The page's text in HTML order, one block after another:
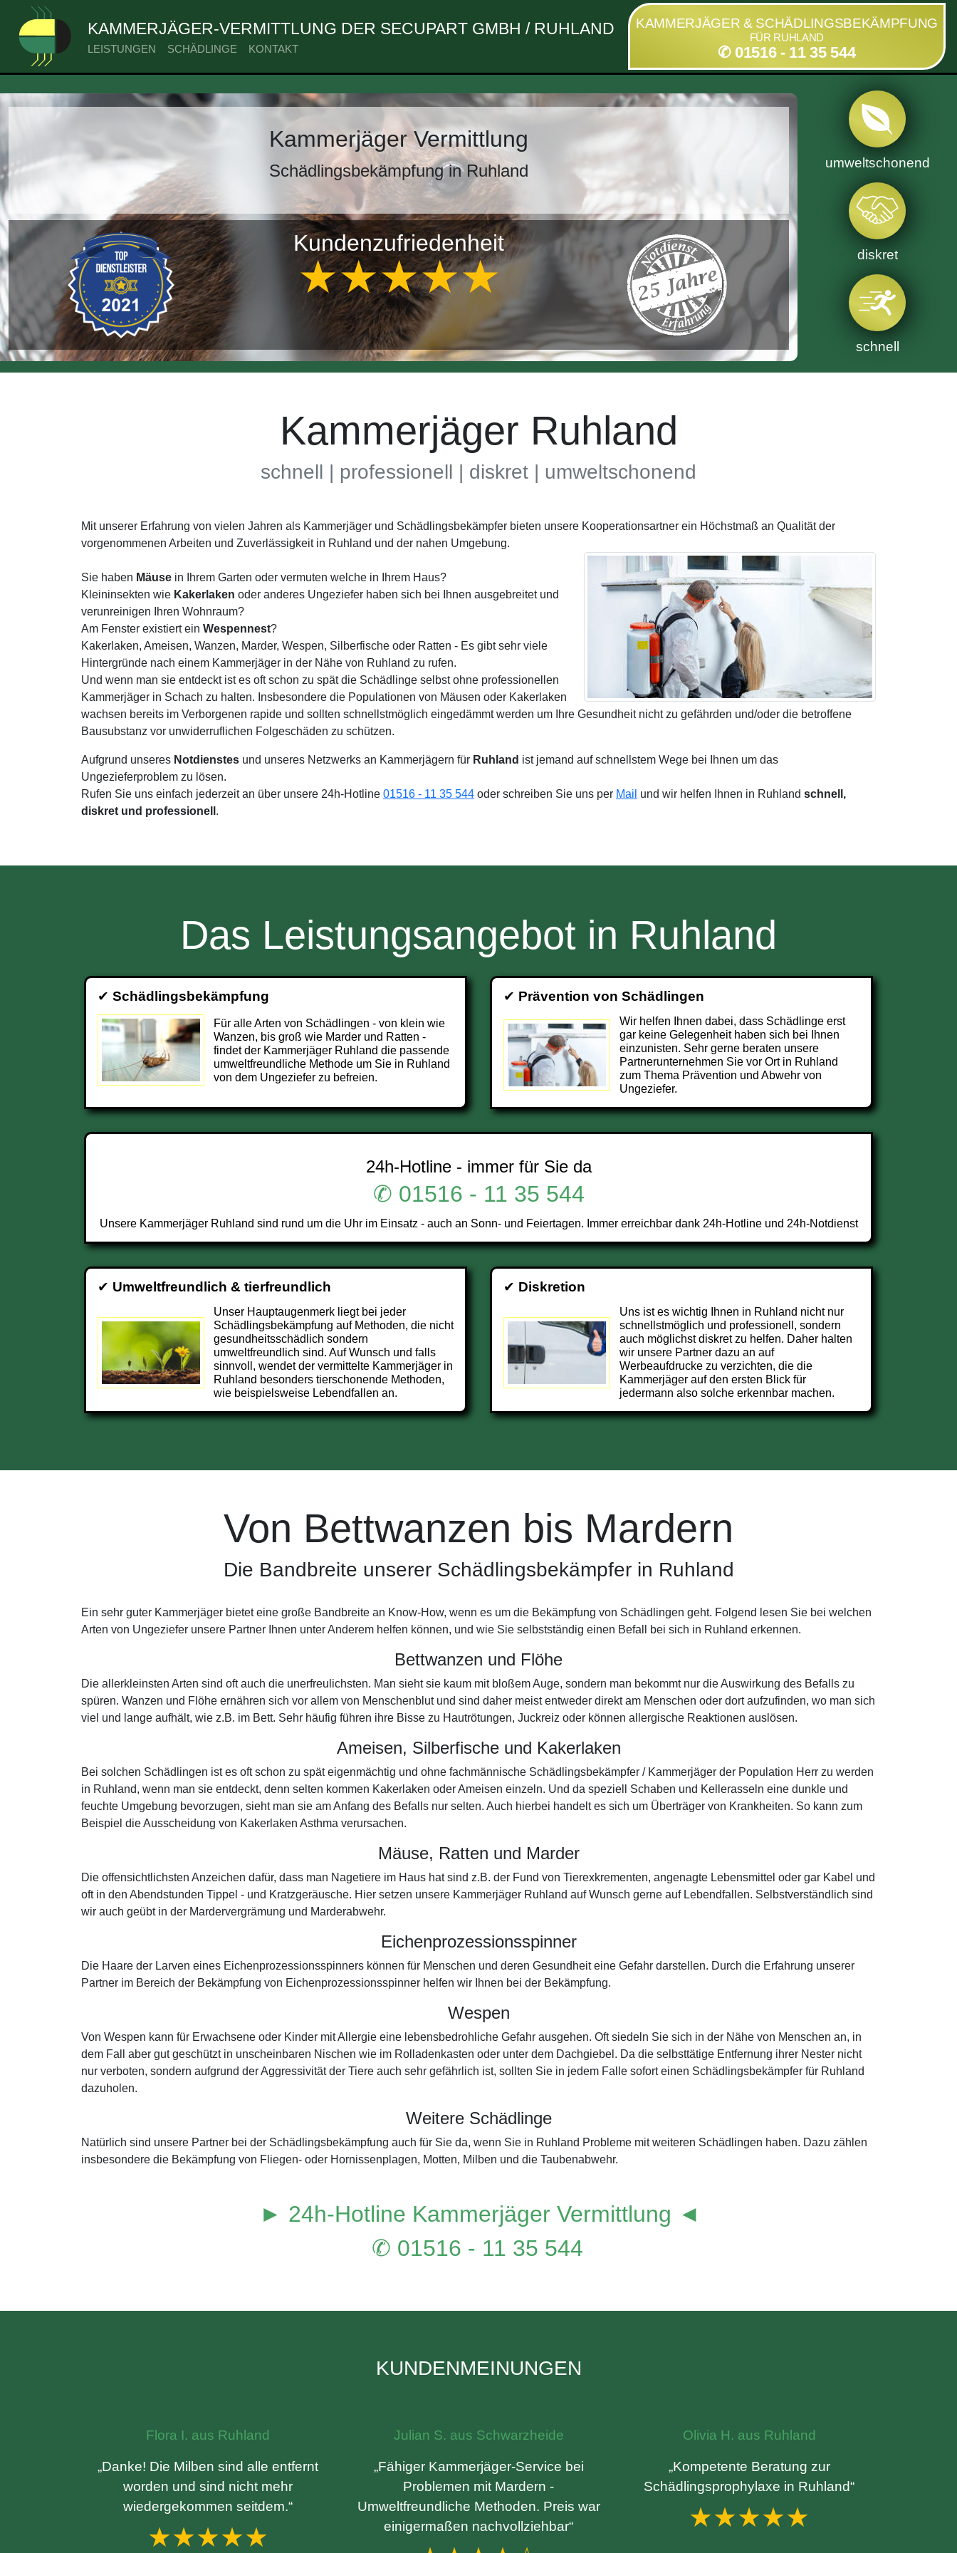
KAMMERJÄGER-VERMITTLUNG DER SECUPART GMBH / RUHLAND
LEISTUNGEN SCHÄDLINGE KONTAKT
KAMMERJÄGER & SCHÄDLINGSBEKÄMPFUNG
FÜR RUHLAND
✆ 01516 - 11 35 544
Kammerjäger Vermittlung
Schädlingsbekämpfung in Ruhland
Kundenzufriedenheit
★★★★★
umweltschonend
diskret
schnell
Kammerjäger Ruhland
schnell | professionell | diskret | umweltschonend
Mit unserer Erfahrung von vielen Jahren als Kammerjäger und Schädlingsbekämpfer bieten unsere Kooperationsartner ein Höchstmaß an Qualität der
vorgenommenen Arbeiten und Zuverlässigkeit in Ruhland und der nahen Umgebung.
Sie haben Mäuse in Ihrem Garten oder vermuten welche in Ihrem Haus?
Kleininsekten wie Kakerlaken oder anderes Ungeziefer haben sich bei Ihnen ausgebreitet und
verunreinigen Ihren Wohnraum?
Am Fenster existiert ein Wespennest?
Kakerlaken, Ameisen, Wanzen, Marder, Wespen, Silberfische oder Ratten - Es gibt sehr viele
Hintergründe nach einem Kammerjäger in der Nähe von Ruhland zu rufen.
Und wenn man sie entdeckt ist es oft schon zu spät die Schädlinge selbst ohne professionellen
Kammerjäger in Schach zu halten. Insbesondere die Populationen von Mäusen oder Kakerlaken
wachsen bereits im Verborgenen rapide und sollten schnellstmöglich eingedämmt werden um Ihre Gesundheit nicht zu gefährden und/oder die betroffene
Bausubstanz vor unwiderruflichen Folgeschäden zu schützen.
Aufgrund unseres Notdienstes und unseres Netzwerks an Kammerjägern für Ruhland ist jemand auf schnellstem Wege bei Ihnen um das
Ungezieferproblem zu lösen.
Rufen Sie uns einfach jederzeit an über unsere 24h-Hotline 01516 - 11 35 544 oder schreiben Sie uns per Mail und wir helfen Ihnen in Ruhland schnell,
diskret und professionell .
Das Leistungsangebot in Ruhland
✔ Schädlingsbekämpfung
Für alle Arten von Schädlingen - von klein wie
Wanzen, bis groß wie Marder und Ratten -
findet der Kammerjäger Ruhland die passende
umweltfreundliche Methode um Sie in Ruhland
von dem Ungeziefer zu befreien.
✔ Prävention von Schädlingen
Wir helfen Ihnen dabei, dass Schädlinge erst
gar keine Gelegenheit haben sich bei Ihnen
einzunisten. Sehr gerne beraten unsere
Partnerunternehmen Sie vor Ort in Ruhland
zum Thema Prävention und Abwehr von
Ungeziefer.
24h-Hotline - immer für Sie da
✆ 01516 - 11 35 544
Unsere Kammerjäger Ruhland sind rund um die Uhr im Einsatz - auch an Sonn- und Feiertagen. Immer erreichbar dank 24h-Hotline und 24h-Notdienst
✔ Umweltfreundlich & tierfreundlich
Unser Hauptaugenmerk liegt bei jeder
Schädlingsbekämpfung auf Methoden, die nicht
gesundheitsschädlich sondern
umweltfreundlich sind. Auf Wunsch und falls
sinnvoll, wendet der vermittelte Kammerjäger in
Ruhland besonders tierschonende Methoden,
wie beispielsweise Lebendfallen an.
✔ Diskretion
Uns ist es wichtig Ihnen in Ruhland nicht nur
schnellstmöglich und professionell, sondern
auch möglichst diskret zu helfen. Daher halten
wir unsere Partner dazu an auf
Werbeaufdrucke zu verzichten, die die
Kammerjäger auf den ersten Blick für
jedermann also solche erkennbar machen.
Von Bettwanzen bis Mardern
Die Bandbreite unserer Schädlingsbekämpfer in Ruhland
Ein sehr guter Kammerjäger bietet eine große Bandbreite an Know-How, wenn es um die Bekämpfung von Schädlingen geht. Folgend lesen Sie bei welchen
Arten von Ungeziefer unsere Partner Ihnen unter Anderem helfen können, und wie Sie selbstständig einen Befall bei sich in Ruhland erkennen.
Bettwanzen und Flöhe
Die allerkleinsten Arten sind oft auch die unerfreulichsten. Man sieht sie kaum mit bloßem Auge, sondern man bekommt nur die Auswirkung des Befalls zu
spüren. Wanzen und Flöhe ernähren sich vor allem von Menschenblut und sind daher meist entweder direkt am Menschen oder dort aufzufinden, wo man sich
viel und lange aufhält, wie z.B. im Bett. Sehr häufig führen ihre Bisse zu Hautrötungen, Juckreiz oder können allergische Reaktionen auslösen.
Ameisen, Silberfische und Kakerlaken
Bei solchen Schädlingen ist es oft schon zu spät eigenmächtig und ohne fachmännische Schädlingsbekämpfer / Kammerjäger der Population Herr zu werden
in Ruhland, wenn man sie entdeckt, denn selten kommen Kakerlaken oder Ameisen einzeln. Und da speziell Schaben und Kellerasseln eine dunkle und
feuchte Umgebung bevorzugen, sieht man sie am Anfang des Befalls nur selten. Auch hierbei handelt es sich um Überträger von Krankheiten. So kann zum
Beispiel die Ausscheidung von Kakerlaken Asthma verursachen.
Mäuse, Ratten und Marder
Die offensichtlichsten Anzeichen dafür, dass man Nagetiere im Haus hat sind z.B. der Fund von Tierexkrementen, angenagte Lebensmittel oder gar Kabel und
oft in den Abendstunden Tippel - und Kratzgeräusche. Hier setzen unsere Kammerjäger Ruhland auf Wunsch gerne auf Lebendfallen. Selbstverständlich sind
wir auch geübt in der Mardervergrämung und Marderabwehr.
Eichenprozessionsspinner
Die Haare der Larven eines Eichenprozessionsspinners können für Menschen und deren Gesundheit eine Gefahr darstellen. Durch die Erfahrung unserer
Partner im Bereich der Bekämpfung von Eichenprozessionsspinner helfen wir Ihnen bei der Bekämpfung.
Wespen
Von Wespen kann für Erwachsene oder Kinder mit Allergie eine lebensbedrohliche Gefahr ausgehen. Oft siedeln Sie sich in der Nähe von Menschen an, in
dem Fall aber gut geschützt in unscheinbaren Nischen wie im Rolladenkasten oder unter dem Dachgiebel. Da die selbsttätige Entfernung ihrer Nester nicht
nur verboten, sondern aufgrund der Aggressivität der Tiere auch sehr gefährlich ist, sollten Sie in jedem Falle sofort einen Schädlingsbekämpfer für Ruhland
dazuholen.
Weitere Schädlinge
Natürlich sind unsere Partner bei der Schädlingsbekämpfung auch für Sie da, wenn Sie in Ruhland Probleme mit weiteren Schädlingen haben. Dazu zählen
insbesondere die Bekämpfung von Fliegen- oder Hornissenplagen, Motten, Milben und die Taubenabwehr.
► 24h-Hotline Kammerjäger Vermittlung ◄
✆ 01516 - 11 35 544
KUNDENMEINUNGEN
Flora I. aus Ruhland
„Danke! Die Milben sind alle entfernt
worden und sind nicht mehr
wiedergekommen seitdem.“
★★★★★
Julian S. aus Schwarzheide
„Fähiger Kammerjäger-Service bei
Problemen mit Mardern -
Umweltfreundliche Methoden. Preis war
einigermaßen nachvollziehbar“
Olivia H. aus Ruhland
„Kompetente Beratung zur
Schädlingsprophylaxe in Ruhland“
★★★★★